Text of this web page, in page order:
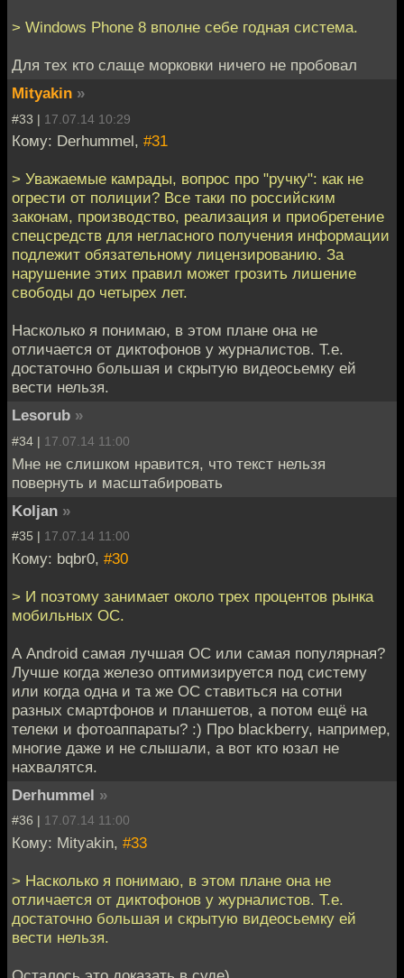
> Windows Phone 8 вполне себе годная система.
Для тех кто слаще морковки ничего не пробовал
Mityakin »
#33 | 17.07.14 10:29
Кому: Derhummel, #31
> Уважаемые камрады, вопрос про "ручку": как не
огрести от полиции? Все таки по российским
законам, производство, реализация и приобретение
спецсредств для негласного получения информации
подлежит обязательному лицензированию. За
нарушение этих правил может грозить лишение
свободы до четырех лет.
Насколько я понимаю, в этом плане она не
отличается от диктофонов у журналистов. Т.е.
достаточно большая и скрытую видеосьемку ей
вести нельзя.
Lesorub »
#34 | 17.07.14 11:00
Мне не слишком нравится, что текст нельзя
повернуть и масштабировать
Koljan »
#35 | 17.07.14 11:00
Кому: bqbr0, #30
> И поэтому занимает около трех процентов рынка
мобильных ОС.
А Android самая лучшая ОС или самая популярная?
Лучше когда железо оптимизируется под систему
или когда одна и та же ОС ставиться на сотни
разных смартфонов и планшетов, а потом ещё на
телеки и фотоаппараты? :) Про blackberry, например,
многие даже и не слышали, а вот кто юзал не
нахвалятся.
Derhummel »
#36 | 17.07.14 11:00
Кому: Mityakin, #33
> Насколько я понимаю, в этом плане она не
отличается от диктофонов у журналистов. Т.е.
достаточно большая и скрытую видеосьемку ей
вести нельзя.